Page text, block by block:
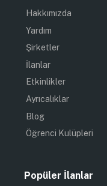
Hakkımızda
Yardım
Şirketler
İlanlar
Etkinlikler
Ayrıcalıklar
Blog
Öğrenci Kulüpleri
Popüler İlanlar